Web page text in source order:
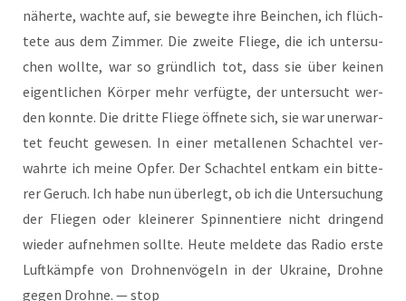
näher­te, wach­te auf, sie beweg­te ihre Bein­chen, ich flüch­
te­te aus dem Zim­mer. Die zwei­te Flie­ge, die ich unter­su­
chen woll­te, war so gründ­lich tot, dass sie über kei­nen
eigent­li­chen Kör­per mehr ver­füg­te, der unter­sucht wer­
den konn­te. Die drit­te Flie­ge öff­ne­te sich, sie war uner­war­
tet feucht gewe­sen. In einer metal­le­nen Schach­tel ver­
wahr­te ich mei­ne Opfer. Der Schach­tel ent­kam ein bit­te­
rer Geruch. Ich habe nun über­legt, ob ich die Unter­su­chung
der Flie­gen oder klei­ne­rer Spin­nen­tie­re nicht drin­gend
wie­der auf­neh­men soll­te. Heu­te mel­de­te das Radio ers­te
Luft­kämp­fe von Droh­nen­vö­geln in der Ukrai­ne, Droh­ne
gegen Droh­ne. — stop